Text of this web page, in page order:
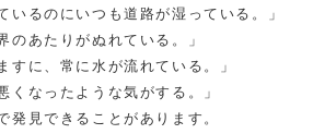
るのにいつも道路が湿っている。」
あたりがぬれている。」
に、常に水が流れている。」
なったような気がする。」
発見できることがあります。